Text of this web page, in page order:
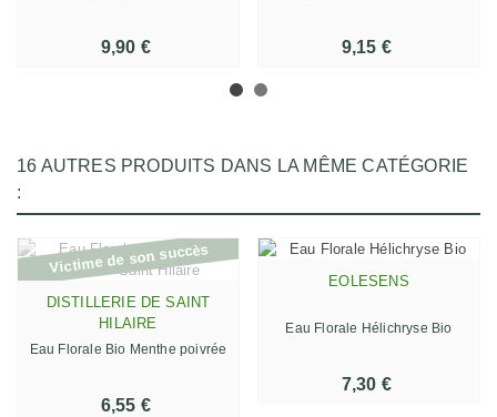
9,90 € 9,15 €
16 AUTRES PRODUITS DANS LA MÊME CATÉGORIE
:
Victime de son succès
DISTILLERIE DE SAINT
HILAIRE
Eau Florale Bio Menthe poivrée
6,55 €
EOLESENS
Eau Florale Hélichryse Bio
7,30 €